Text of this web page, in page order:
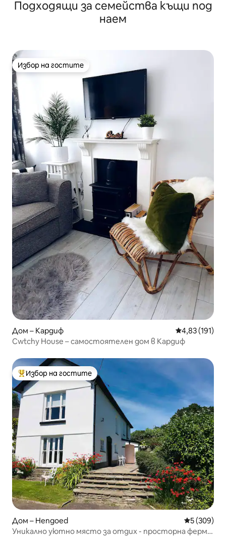
Fi и паркинг
Подходящи за семейства къщи под
наем
Избор на гостите
Избор на гостите
Дом – Кардиф Средна
4,83 (191)
Cwtchy House – самостоятелен дом в Кардиф
Най-популярен избор на гостите
Избор на гостите
Дом – Hengoed Средна
5 (309)
Уникално уютно място за отдих - просторна ферма